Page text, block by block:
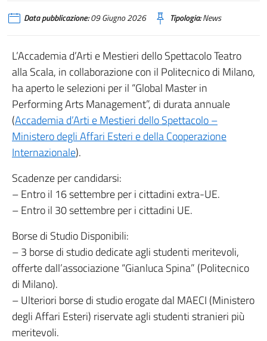
Data pubblicazione:09 Giugno 2026 Tipologia:News
L’Accademia d’Arti e Mestieri dello Spettacolo Teatro
alla Scala, in collaborazione con il Politecnico di Milano,
ha aperto le selezioni per il “Global Master in
Performing Arts Management”, di durata annuale
(Accademia d’Arti e Mestieri dello Spettacolo –
Ministero degli Affari Esteri e della Cooperazione
Internazionale).
Scadenze per candidarsi:
– Entro il 16 settembre per i cittadini extra-UE.
– Entro il 30 settembre per i cittadini UE.
Borse di Studio Disponibili:
– 3 borse di studio dedicate agli studenti meritevoli,
offerte dall’associazione “Gianluca Spina” (Politecnico
di Milano).
– Ulteriori borse di studio erogate dal MAECI (Ministero
degli Affari Esteri) riservate agli studenti stranieri più
meritevoli.